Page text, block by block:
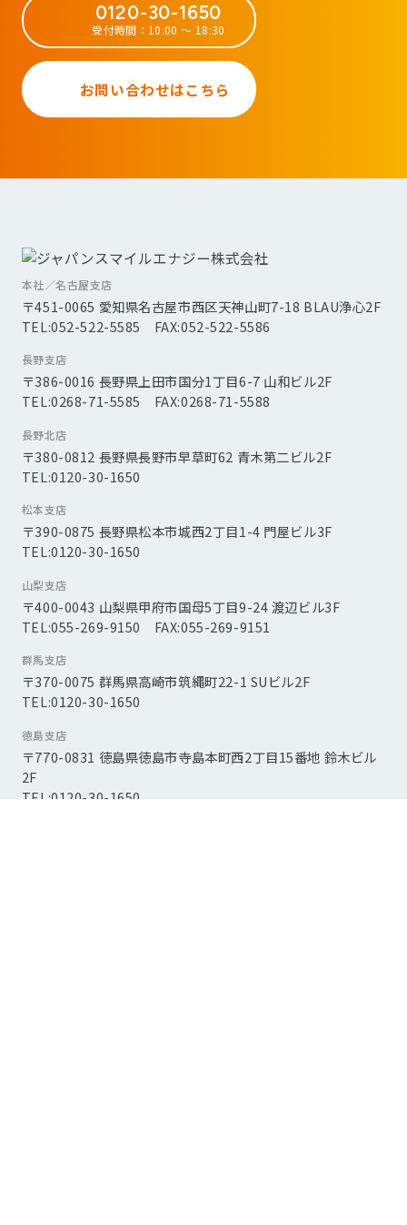
0120-30-1650
受付時間：10:00 ～ 18:30
お問い合わせはこちら
本社／名古屋支店
〒451-0065 愛知県名古屋市西区天神山町7-18 BLAU浄心2F
TEL:052-522-5585 FAX:052-522-5586
長野支店
〒386-0016 長野県上田市国分1丁目6-7 山和ビル2F
TEL:0268-71-5585 FAX:0268-71-5588
長野北店
〒380-0812 長野県長野市早草町62 青木第二ビル2F
TEL:0120-30-1650
松本支店
〒390-0875 長野県松本市城西2丁目1-4 門屋ビル3F
TEL:0120-30-1650
山梨支店
〒400-0043 山梨県甲府市国母5丁目9-24 渡辺ビル3F
TEL:055-269-9150 FAX:055-269-9151
群馬支店
〒370-0075 群馬県高崎市筑縄町22-1 SUビル2F
TEL:0120-30-1650
徳島支店
〒770-0831 徳島県徳島市寺島本町西2丁目15番地 鈴木ビル
2F
TEL:0120-30-1650